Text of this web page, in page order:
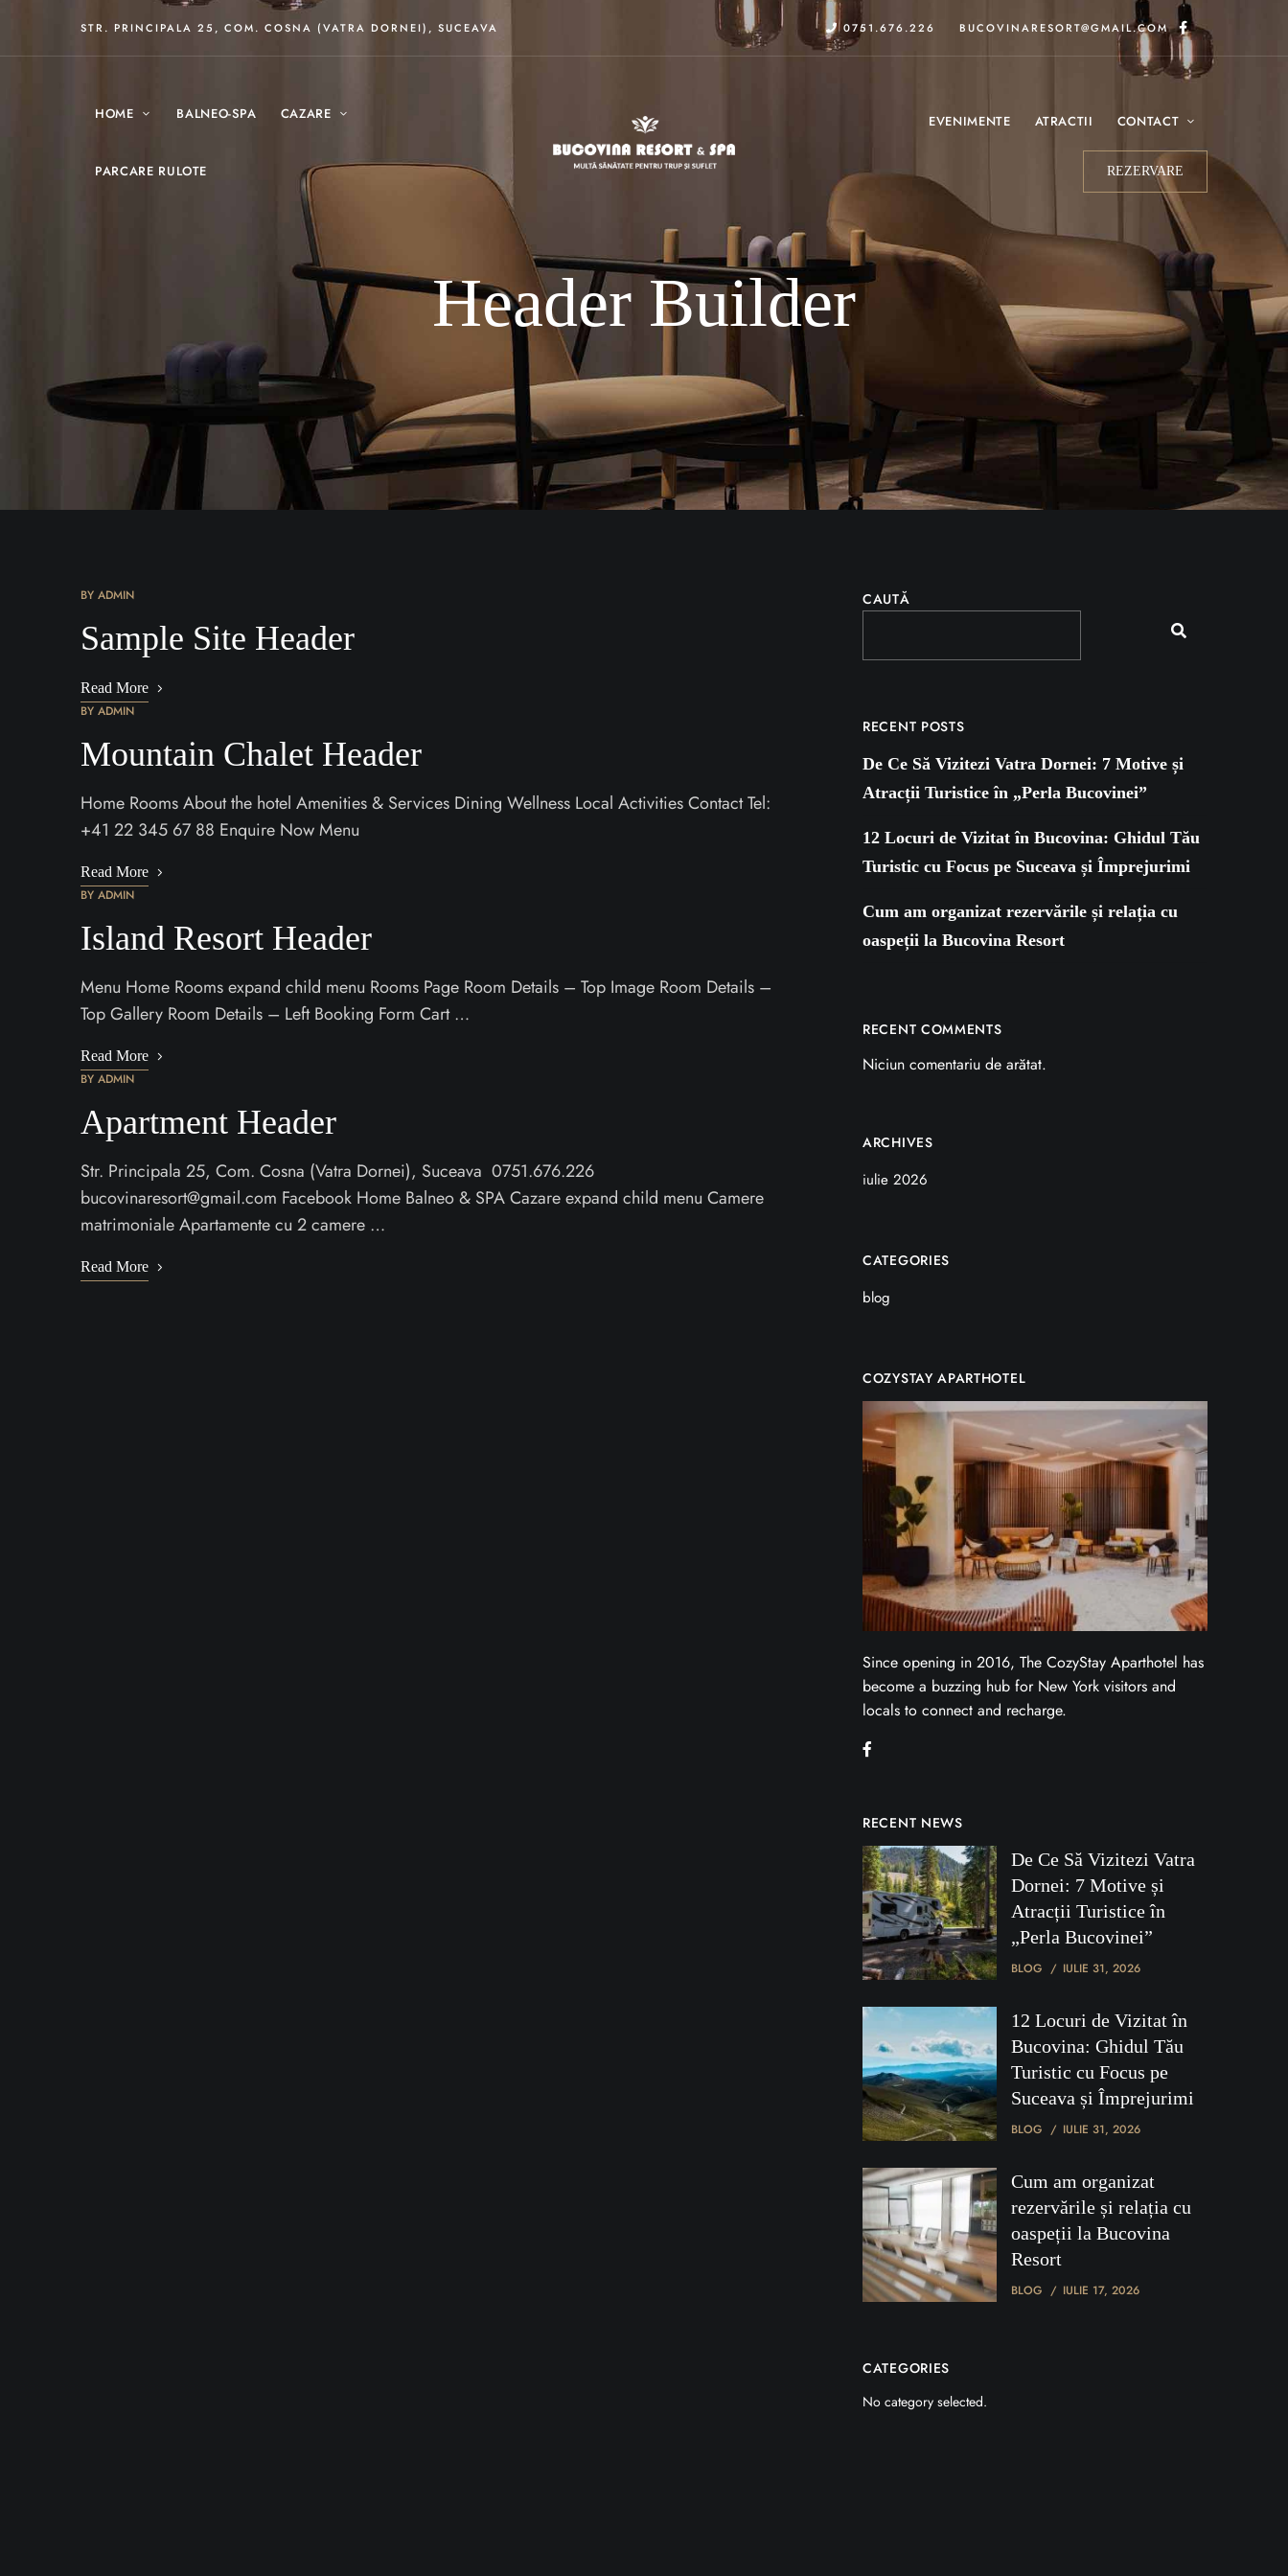
STR. PRINCIPALA 25, COM. COSNA (VATRA DORNEI), SUCEAVA 0751.676.226 BUCOVINARESORT@GMAIL.COM
HOME BALNEO-SPA CAZARE
PARCARE RULOTE
EVENIMENTE ATRACTII CONTACT
REZERVARE
Header Builder
BY ADMIN
Sample Site Header
Read More
BY ADMIN
Mountain Chalet Header
Home Rooms About the hotel Amenities & Services Dining Wellness Local Activities Contact Tel:
+41 22 345 67 88 Enquire Now Menu
Read More
BY ADMIN
Island Resort Header
Menu Home Rooms expand child menu Rooms Page Room Details – Top Image Room Details –
Top Gallery Room Details – Left Booking Form Cart …
Read More
BY ADMIN
Apartment Header
Str. Principala 25, Com. Cosna (Vatra Dornei), Suceava 0751.676.226
bucovinaresort@gmail.com Facebook Home Balneo & SPA Cazare expand child menu Camere
matrimoniale Apartamente cu 2 camere …
Read More
CAUTĂ
RECENT POSTS
De Ce Să Vizitezi Vatra Dornei: 7 Motive și
Atracții Turistice în „Perla Bucovinei”
12 Locuri de Vizitat în Bucovina: Ghidul Tău
Turistic cu Focus pe Suceava și Împrejurimi
Cum am organizat rezervările și relația cu
oaspeții la Bucovina Resort
RECENT COMMENTS
Niciun comentariu de arătat.
ARCHIVES
iulie 2026
CATEGORIES
blog
COZYSTAY APARTHOTEL
Since opening in 2016, The CozyStay Aparthotel has
become a buzzing hub for New York visitors and
locals to connect and recharge.
RECENT NEWS
De Ce Să Vizitezi Vatra
Dornei: 7 Motive și
Atracții Turistice în
„Perla Bucovinei”
BLOG IULIE 31, 2026
12 Locuri de Vizitat în
Bucovina: Ghidul Tău
Turistic cu Focus pe
Suceava și Împrejurimi
BLOG IULIE 31, 2026
Cum am organizat
rezervările și relația cu
oaspeții la Bucovina
Resort
BLOG IULIE 17, 2026
CATEGORIES
No category selected.